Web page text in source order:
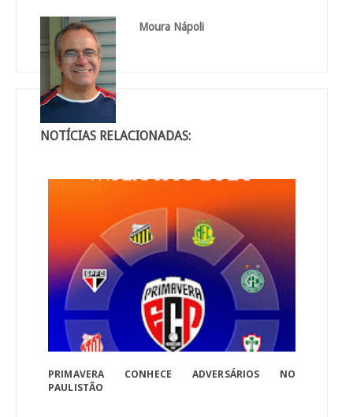
Moura Nápoli
NOTÍCIAS RELACIONADAS:
PRIMAVERA CONHECE ADVERSÁRIOS NO
PAULISTÃO